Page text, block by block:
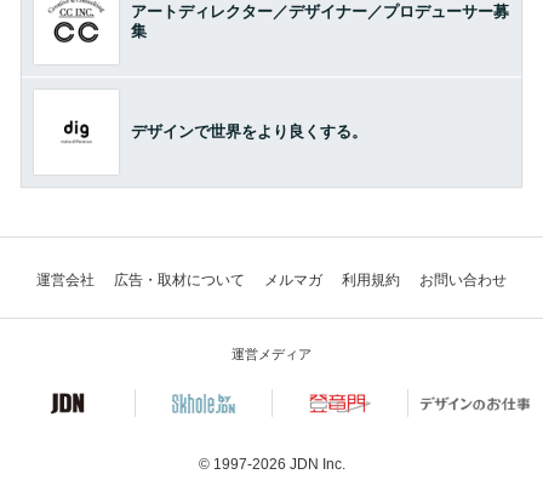
アートディレクター／デザイナー／プロデューサー募
集
デザインで世界をより良くする。
運営会社 広告・取材について メルマガ 利用規約 お問い合わせ
運営メディア
© 1997-2026 JDN Inc.